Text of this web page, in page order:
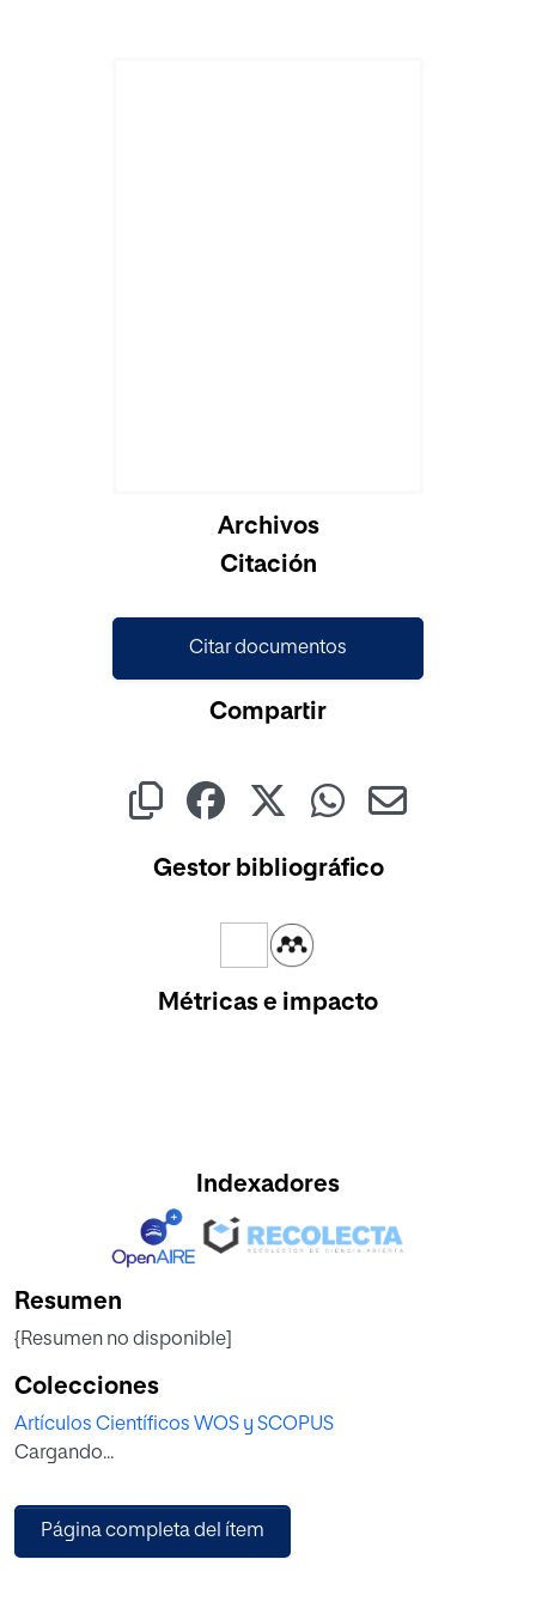
Archivos
Citación
Citar documentos
Compartir
Gestor bibliográfico
Métricas e impacto
Indexadores
Resumen
{Resumen no disponible]
Colecciones
Artículos Científicos WOS y SCOPUS
Cargando...
Página completa del ítem